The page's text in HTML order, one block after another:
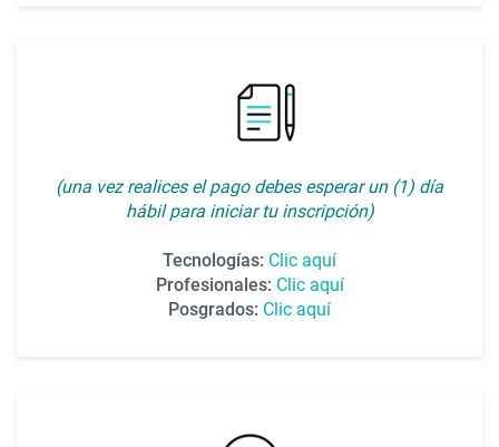
(una vez realices el pago debes esperar un (1) día
hábil para iniciar tu inscripción)
Tecnologías: Clic aquí
Profesionales: Clic aquí
Posgrados: Clic aquí